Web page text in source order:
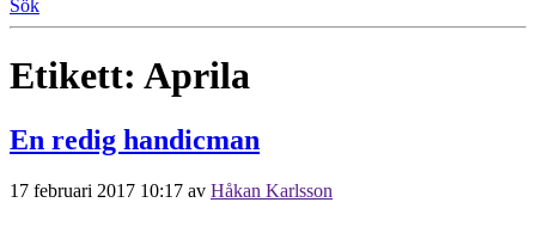
Sök
Etikett: Aprila
En redig handicman
17 februari 2017 10:17 av Håkan Karlsson